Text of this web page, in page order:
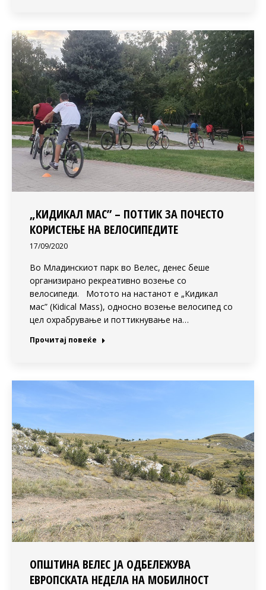
„КИДИКАЛ МАС” – ПОТТИК ЗА ПОЧЕСТО
КОРИСТЕЊЕ НА ВЕЛОСИПЕДИТЕ
17/09/2020
Во Младинскиот парк во Велес, денес беше
организирано рекреативно возење со
велосипеди. Мотото на настанот е „Кидикал
мас” (Kidical Mass), односно возење велосипед со
цел охрабрување и поттикнување на…
Прочитај повеќе
ОПШТИНА ВЕЛЕС ЈА ОДБЕЛЕЖУВА
ЕВРОПСКАТА НЕДЕЛА НА МОБИЛНОСТ